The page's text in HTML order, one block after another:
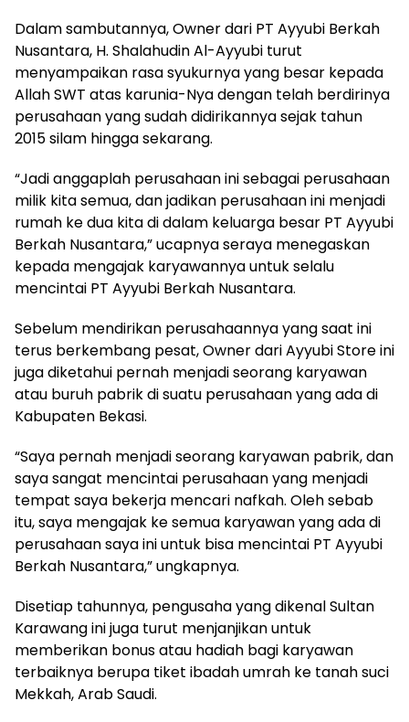
Dalam sambutannya, Owner dari PT Ayyubi Berkah
Nusantara, H. Shalahudin Al-Ayyubi turut
menyampaikan rasa syukurnya yang besar kepada
Allah SWT atas karunia-Nya dengan telah berdirinya
perusahaan yang sudah didirikannya sejak tahun
2015 silam hingga sekarang.
“Jadi anggaplah perusahaan ini sebagai perusahaan
milik kita semua, dan jadikan perusahaan ini menjadi
rumah ke dua kita di dalam keluarga besar PT Ayyubi
Berkah Nusantara,” ucapnya seraya menegaskan
kepada mengajak karyawannya untuk selalu
mencintai PT Ayyubi Berkah Nusantara.
Sebelum mendirikan perusahaannya yang saat ini
terus berkembang pesat, Owner dari Ayyubi Store ini
juga diketahui pernah menjadi seorang karyawan
atau buruh pabrik di suatu perusahaan yang ada di
Kabupaten Bekasi.
“Saya pernah menjadi seorang karyawan pabrik, dan
saya sangat mencintai perusahaan yang menjadi
tempat saya bekerja mencari nafkah. Oleh sebab
itu, saya mengajak ke semua karyawan yang ada di
perusahaan saya ini untuk bisa mencintai PT Ayyubi
Berkah Nusantara,” ungkapnya.
Disetiap tahunnya, pengusaha yang dikenal Sultan
Karawang ini juga turut menjanjikan untuk
memberikan bonus atau hadiah bagi karyawan
terbaiknya berupa tiket ibadah umrah ke tanah suci
Mekkah, Arab Saudi.